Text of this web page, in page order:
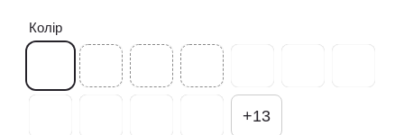
Колір
+13